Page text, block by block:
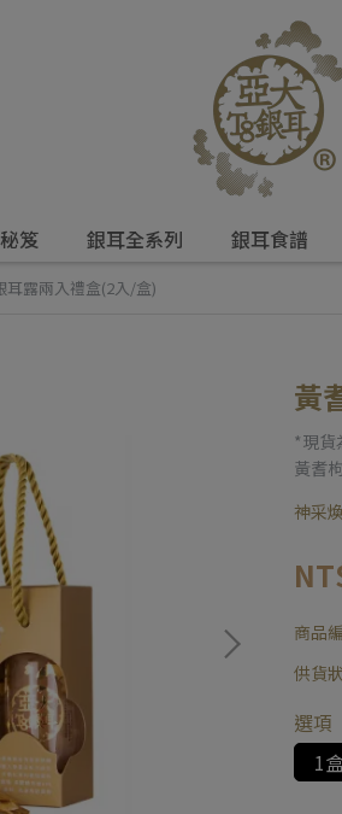
笈 銀耳全系列 銀耳食譜
耳露兩入禮盒(2入/盒)
黃
*現貨
黃耆
神采
商品
供貨
選項
1